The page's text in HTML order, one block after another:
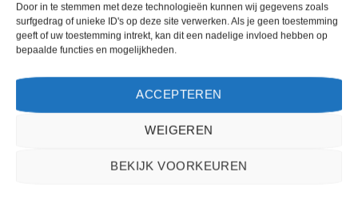
Door in te stemmen met deze technologieën kunnen wij gegevens zoals
surfgedrag of unieke ID's op deze site verwerken. Als je geen toestemming
geeft of uw toestemming intrekt, kan dit een nadelige invloed hebben op
bepaalde functies en mogelijkheden.
ACCEPTEREN
WEIGEREN
BEKIJK VOORKEUREN
WAT ZE OVER ONS ZEGGEN